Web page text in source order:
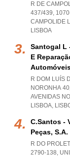
R DE
437/439,
CAMPOLIDE
LISBOA
Santogal L
E
R DOM LUÍS
NORONHA
AVENIDAS
LISBOA,
C.santos -
Peças, S.a.
R DO
2790-138,